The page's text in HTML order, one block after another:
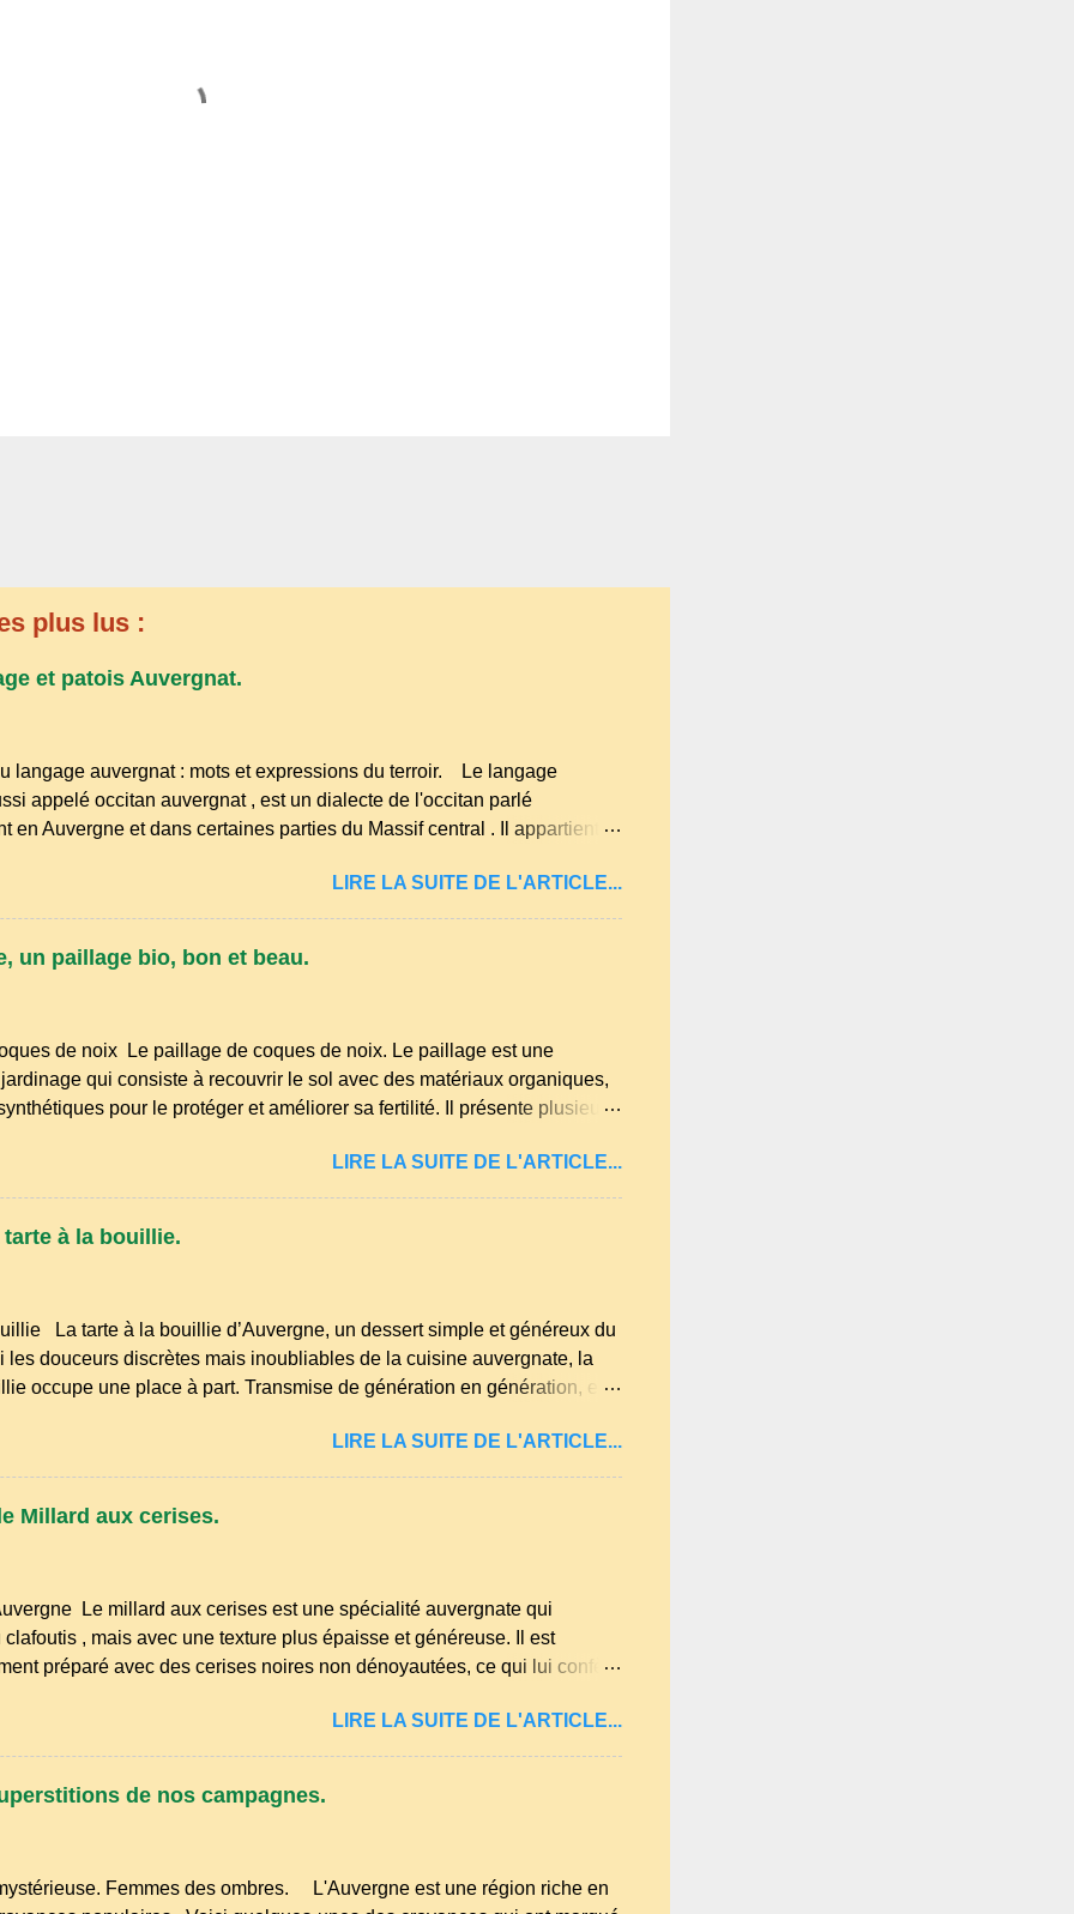
plus lus :
et patois Auvergnat.
langage auvergnat : mots et expressions du terroir. Le langage
appelé occitan auvergnat , est un dialecte de l'occitan parlé
en Auvergne et dans certaines parties du Massif central . Il appartient à
de locuteurs ait diminué au fil des décennies, il reste une langue
et en traditions. Par exemple, on trouve des mots typiques
de la langue d’ Auvergne particulièrement du Puy-de-Dôme . A
LIRE LA SUITE DE L'ARTICLE...
un paillage bio, bon et beau.
de noix Le paillage de coques de noix. Le paillage est une
qui consiste à recouvrir le sol avec des matériaux organiques,
pour le protéger et améliorer sa fertilité. Il présente plusieurs
du sol. Diminution des mauvaises herbes : Il empêche la lumière
ce qui freine la germination des adventices. Protection contre les
Il préserve le sol du froid en hiver et de la chaleur excessive en été.
la structure du sol : Les paillis organiques se décomposent et
et premiers semis sont à l...
LIRE LA SUITE DE L'ARTICLE...
à la bouillie.
La tarte à la bouillie d’Auvergne, un dessert simple et généreux du
douceurs discrètes mais inoubliables de la cuisine auvergnate, la
occupe une place à part. Transmise de génération en génération, elle
partageait des recettes simples, nourrissantes et pleines de
les campagnes du Puy‑de‑Dôme, du Cantal ou de la Haute‑Loire,
autrefois un dessert du quotidien, préparé avec les ingrédients les plus
farine, sucre, œufs… et beaucoup de savoir‑faire. Comme beaucoup
fioritures ...
LIRE LA SUITE DE L'ARTICLE...
Millard aux cerises.
Le millard aux cerises est une spécialité auvergnate qui
clafoutis , mais avec une texture plus épaisse et généreuse. Il est
préparé avec des cerises noires non dénoyautées, ce qui lui confère
500 g de cerises noires si possible , la tradition les recommande . Il
250 g de farine, 50g de sucre un verre de lait, 1 pincée de sel et 30 g
l'eau rapidement, puis séchez-les sur un torchon.
LIRE LA SUITE DE L'ARTICLE...
de nos campagnes.
Femmes des ombres. L'Auvergne est une région riche en